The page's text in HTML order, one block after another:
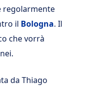
regolarmente
il Bologna. Il
che vorrà
da Thiago